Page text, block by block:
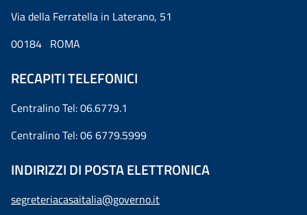
Via della Ferratella in Laterano, 51
00184 ROMA
RECAPITI TELEFONICI
Centralino Tel: 06.6779.1
Centralino Tel: 06 6779.5999
INDIRIZZI DI POSTA ELETTRONICA
segreteriacasaitalia@governo.it